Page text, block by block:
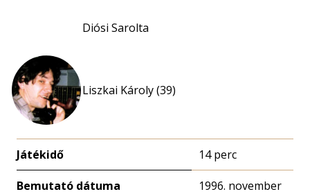
Diósi Sarolta
Liszkai Károly (39)
Játékidő 14 perc
Bemutató dátuma
1996. november